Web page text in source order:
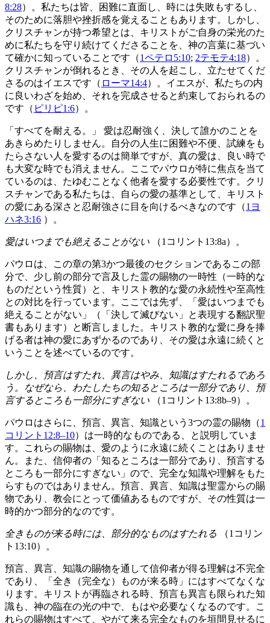
8:28）。私たちは皆、困難に直面し、時には失敗もするし、
そのために落胆や挫折感を覚えることもあります。しかし、
クリスチャンが持つ希望とは、キリストがご自身の栄光のた
めに私たちを守り続けてくださることを、神の言葉に基づい
て確かに知っていることです（1ペテロ5:10; 2テモテ4:18）。
クリスチャンが倒れるとき、その人を起こし、立たせてくだ
さるのはイエスです（ ローマ14:4）。イエスが、私たちの内
に良いわざを始め、それを完成させると約束しておられるの
です（ ピリピ1:6）。
「すべてを耐える。」 愛は忍耐強く、決して誰かのことを
あきらめたりしません。自分の人生に困難や不便、試練をも
たらさない人を愛するのは簡単ですが、真の愛は、良い時で
も大変な時でも消えません。ここでパウロが特に焦点を当て
ているのは、たゆむことなく他者を愛する必要性です。クリ
スチャンである私たちは、自らの愛の基準として、キリスト
の愛にある深さと忍耐強さに目を向けるべきなのです（1ヨ
ハネ3:16 ）。
愛はいつまでも絶えることがない （1コリント13:8a）。
パウロは、この章の第3かつ最後のセクションであるこの部
分で、少し前の部分で言及した霊の賜物の一時性（一時的な
ものだという性質）と、キリスト教的な愛の永続性や至高性
との対比を行っています。ここでは先ず、「愛はいつまでも
絶えることがない」（「決して滅びない」と表現する翻訳聖
書もあります）と断言しました。キリスト教的な愛に身を捧
げる者は神の愛にあずかるのであり、その愛は永遠に続くと
いうことを述べているのです。
しかし、預言はすたれ、異言はやみ、知識はすたれるであろ
う。なぜなら、わたしたちの知るところは一部分であり、預
言するところも一部分にすぎない （1コリント13:8b–9）。
パウロはさらに、預言、異言、知識という3つの霊の賜物（1
コリント12:8–10）は一時的なものである、と説明していま
す。これらの賜物は、愛のように永遠に続くことはありませ
ん。また、信仰者の「知るところは一部分であり、預言する
ところも一部分にすぎない」ので、完全な知識や理解をもた
らすものではありません。預言、異言、知識は聖霊からの賜
物であり、教会にとって価値あるものですが、その性質は一
時的かつ部分的なのです。
全きものが来る時には、部分的なものはすたれる （1コリン
ト13:10）。
預言、異言、知識の賜物を通して信仰者が得る理解は不完全
であり、「全き（完全な）ものが来る時」にはすべてなくな
ります。キリストが再臨される時、預言も異言も限られた知
識も、神の臨在の光の中で、もはや必要なくなるのです。こ
れらの賜物はすべて、やがて来る完全なものを垣間見せるに